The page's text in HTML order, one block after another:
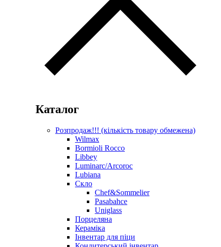
Каталог
Розпродаж!!! (кількість товару обмежена)
Wilmax
Bormioli Rocco
Libbey
Luminarc/Arcoroc
Lubiana
Скло
Chef&Sommelier
Pasabahce
Uniglass
Порцеляна
Кераміка
Інвентар для піци